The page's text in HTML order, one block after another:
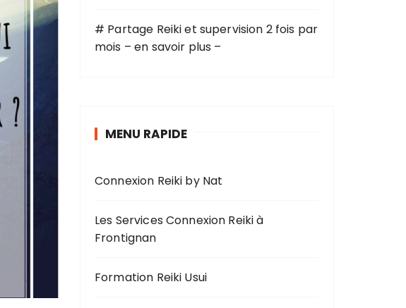
# Partage Reiki et supervision 2 fois par
mois – en savoir plus –
MENU RAPIDE
Connexion Reiki by Nat
Les Services Connexion Reiki à
Frontignan
Formation Reiki Usui